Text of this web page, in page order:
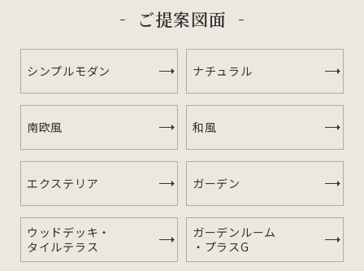
ご提案図面
シンプルモダン ナチュラル
南欧風 和風
エクステリア ガーデン
ウッドデッキ・
タイルテラス
ガーデンルーム
・プラスG